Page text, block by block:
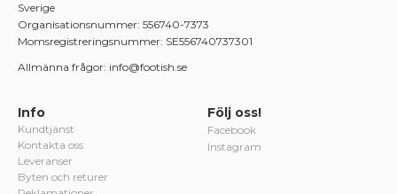
Sverige
Organisationsnummer: 556740-7373
Momsregistreringsnummer: SE556740737301
Allmänna frågor: info@footish.se
Info
Kundtjänst
Kontakta oss
Leveranser
Byten och returer
Följ oss!
Facebook
Instagram